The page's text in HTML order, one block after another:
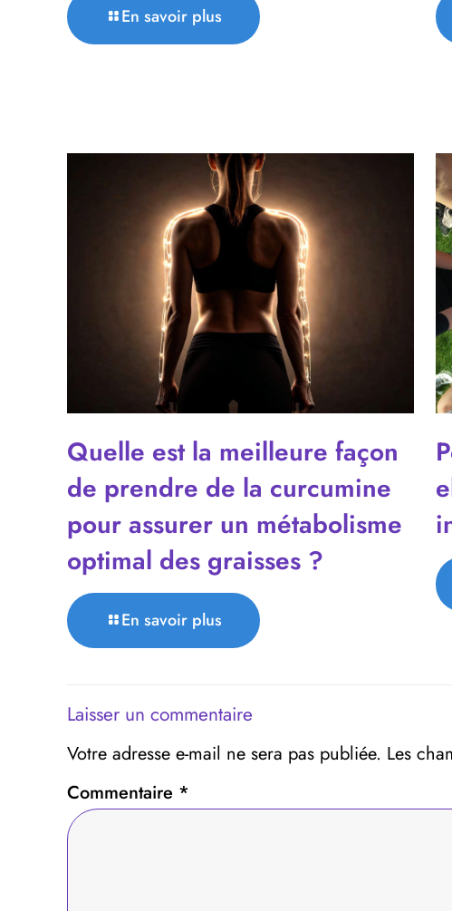
En savoir plus
Quelle est la meilleure façon
de prendre de la curcumine
pour assurer un métabolisme
optimal des graisses ?
En savoir plus
Laisser un commentaire
Votre adresse e-mail ne sera pas publiée. Les
Commentaire *